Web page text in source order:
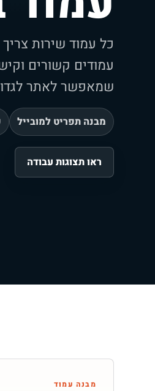
כל עמוד שירות
עמודים קשורים
שמאפשר לאתר
מבנה תפריט למובייל
ראו תצוגות עבודה
מבנה עמוד